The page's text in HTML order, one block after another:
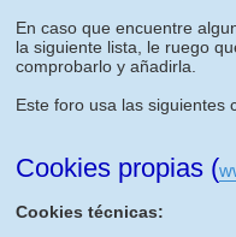
En caso que encuentre
la siguiente lista, le ruego
comprobarlo y añadirla.
Este foro usa las siguientes
Cookies propias (
Cookies técnicas: